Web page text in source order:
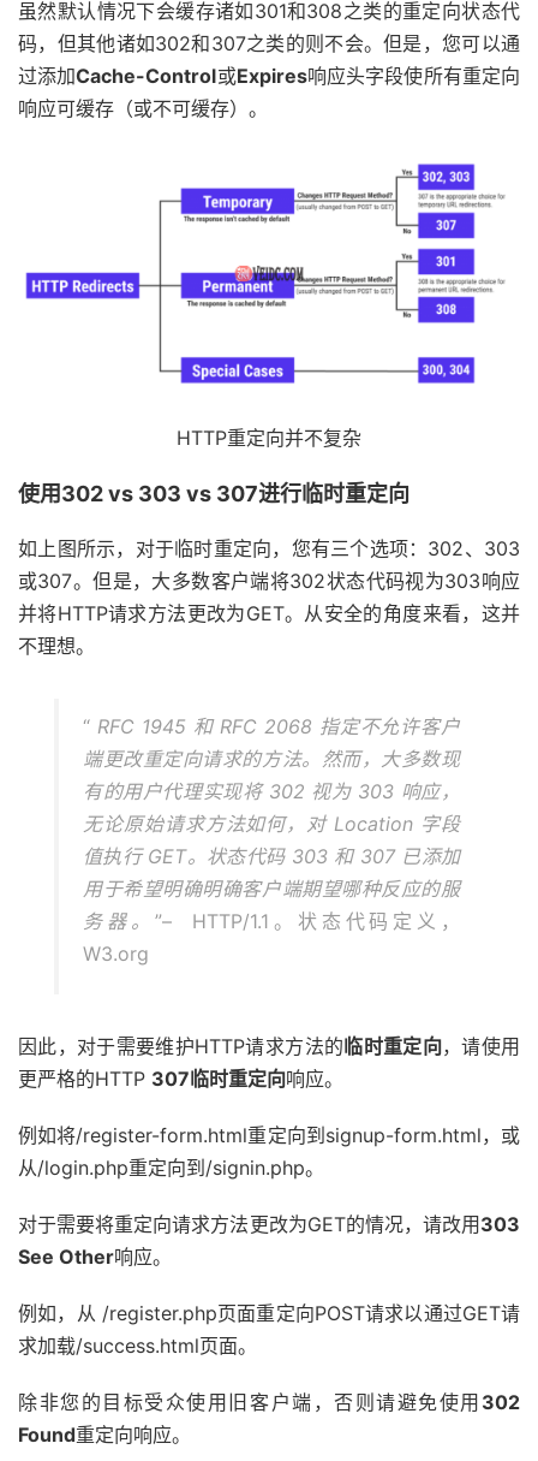
虽然默认情况下会缓存诸如301和308之类的重定向状态代
码，但其他诸如302和307之类的则不会。但是，您可以通
过添加Cache-Control或Expires响应头字段使所有重定向
响应可缓存（或不可缓存）。
HTTP重定向并不复杂
使用302 vs 303 vs 307进行临时重定向
如上图所示，对于临时重定向，您有三个选项：302、303
或307。但是，大多数客户端将302状态代码视为303响应
并将HTTP请求方法更改为GET。从安全的角度来看，这并
不理想。
“ RFC 1945 和 RFC 2068 指定不允许客户
端更改重定向请求的方法。然而，大多数现
有的用户代理实现将 302 视为 303 响应，
无论原始请求方法如何，对 Location 字段
值执行 GET。状态代码 303 和 307 已添加
用于希望明确明确客户端期望哪种反应的服
务器。 ”– HTTP/1.1。状态代码定义，
W3.org
因此，对于需要维护HTTP请求方法的临时重定向，请使用
更严格的HTTP 307临时重定向响应。
例如将/register-form.html重定向到signup-form.html，或
从/login.php重定向到/signin.php。
对于需要将重定向请求方法更改为GET的情况，请改用303
See Other响应。
例如，从 /register.php页面重定向POST请求以通过GET请
求加载/success.html页面。
除非您的目标受众使用旧客户端，否则请避免使用 302
Found重定向响应。